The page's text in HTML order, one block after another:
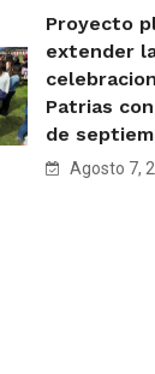
Proyecto
extender
Patrias
de
Agosto 7,